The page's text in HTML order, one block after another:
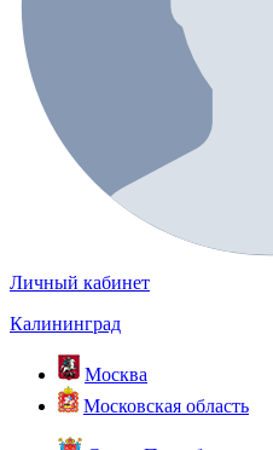
Личный кабинет
Калининград
Москва
Московская область